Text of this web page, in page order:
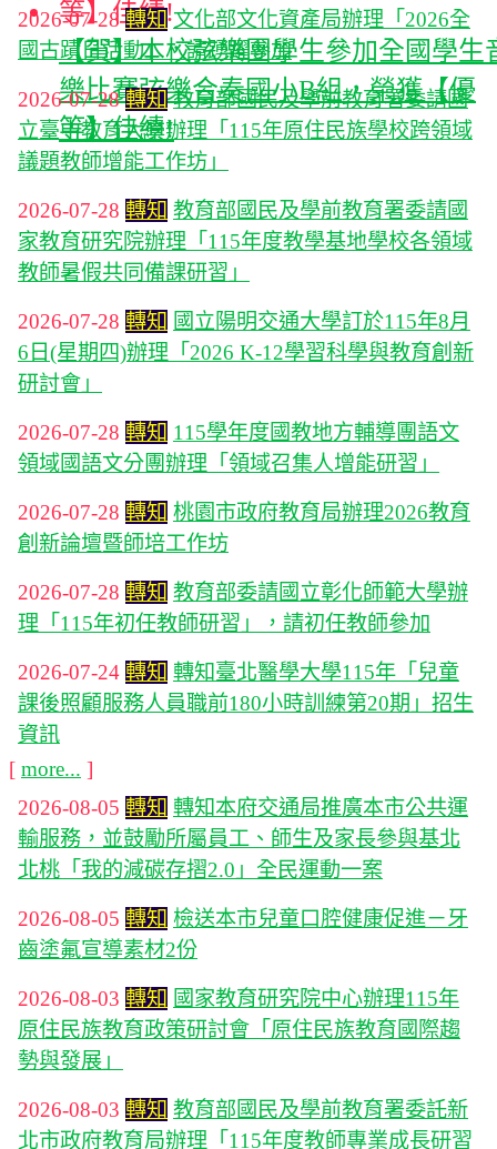
【賀】本校弦樂團學生參加全國學生
樂比賽弦樂合奏國小B組，榮獲【優
等】佳績!
2026-07-28轉知 文化部文化資產局辦理「2026全
國古蹟日活動」，請踴躍參加
2026-07-28轉知 教育部國民及學前教育署委請國
立臺中教育大學辦理「115年原住民族學校跨領域
議題教師增能工作坊」
2026-07-28 轉知 教育部國民及學前教育署委請國
家教育研究院辦理「115年度教學基地學校各領域
教師暑假共同備課研習」
2026-07-28 轉知 國立陽明交通大學訂於115年8月
6日(星期四)辦理「2026 K-12學習科學與教育創新
研討會」
2026-07-28 轉知 115學年度國教地方輔導團語文
領域國語文分團辦理「領域召集人增能研習」
2026-07-28 轉知 桃園市政府教育局辦理2026教育
創新論壇暨師培工作坊
2026-07-28 轉知 教育部委請國立彰化師範大學辦
理「115年初任教師研習」，請初任教師參加
2026-07-24 轉知 轉知臺北醫學大學115年「兒童
課後照顧服務人員職前180小時訓練第20期」招生
資訊
[ more... ]
2026-08-05 轉知 轉知本府交通局推廣本市公共運
輸服務，並鼓勵所屬員工、師生及家長參與基北
北桃「我的減碳存摺2.0」全民運動一案
2026-08-05 轉知 檢送本市兒童口腔健康促進－牙
齒塗氟宣導素材2份
2026-08-03 轉知 國家教育研究院中心辦理115年
原住民族教育政策研討會「原住民族教育國際趨
勢與發展」
2026-08-03 轉知 教育部國民及學前教育署委託新
北市政府教育局辦理「115年度教師專業成長研習